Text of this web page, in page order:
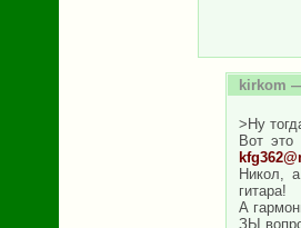
kirkom
>Ну
Вот это
Никол,
гитара!
А
ЗЫ